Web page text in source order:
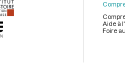
page
Aide à
Foire